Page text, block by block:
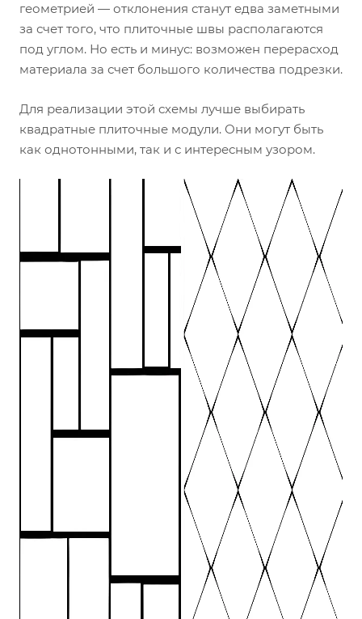
геометрией — отклонения станут едва заметными
за счет того, что плиточные швы располагаются
под углом. Но есть и минус: возможен перерасход
материала за счет большого количества подрезки.
Для реализации этой схемы лучше выбирать
квадратные плиточные модули. Они могут быть
как однотонными, так и с интересным узором.